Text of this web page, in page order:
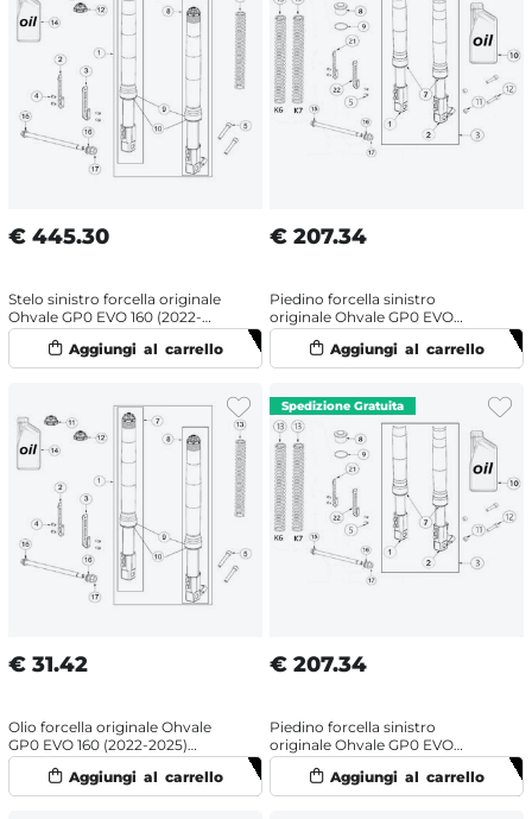
€ 445.30
Stelo sinistro forcella originale
Ohvale GP0 EVO 160 (2022-
2025) OHRacing
€ 207.34
Piedino forcella sinistro
originale Ohvale GP0 EVO
(2022-2025) Formula
€ 31.42
Olio forcella originale Ohvale
GP0 EVO 160 (2022-2025)
OHRacing
€ 207.34
Piedino forcella sinistro
originale Ohvale GP0 EVO
(2022-2025) Jjuan